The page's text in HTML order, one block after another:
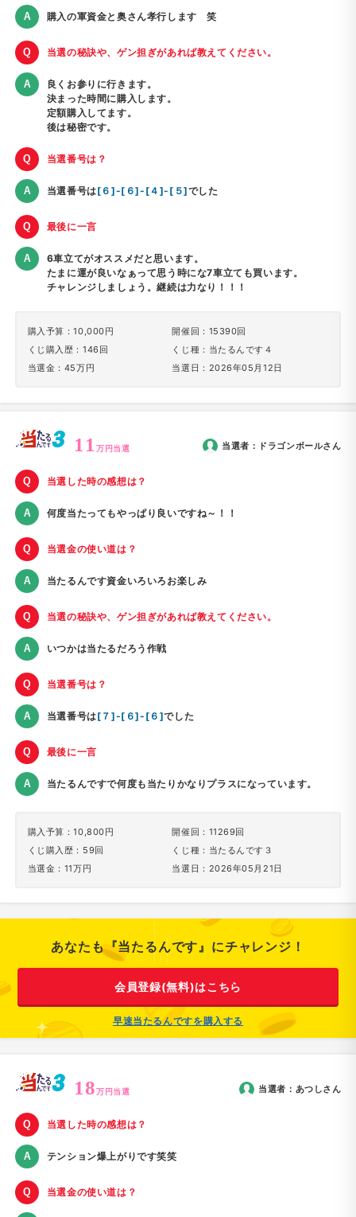
購入の軍資金と奥さん孝行します 笑
当選の秘訣や、ゲン担ぎがあれば教えてください。
良くお参りに行きます。
決まった時間に購入します。
定額購入してます。
後は秘密です。
当選番号は？
当選番号は[６]-[６]-[４]-[５]でした
最後に一言
6車立てがオススメだと思います。
たまに運が良いなぁって思う時にな7車立ても買います。
チャレンジしましょう。継続は力なり！！！
購入予算：10,000円
くじ購入歴：146回
当選金：45万円
開催回：15390回
くじ種：当たるんです４
当選日：2026年05月12日
11万円当選 当選者： ドラゴンボールさん
当選した時の感想は？
何度当たってもやっぱり良いですね～！！
当選金の使い道は？
当たるんです資金いろいろお楽しみ
当選の秘訣や、ゲン担ぎがあれば教えてください。
いつかは当たるだろう作戦
当選番号は？
当選番号は[７]-[６]-[６]でした
最後に一言
当たるんですで何度も当たりかなりプラスになっています。
購入予算：10,800円
くじ購入歴：59回
当選金：11万円
開催回：11269回
くじ種：当たるんです３
当選日：2026年05月21日
あなたも『当たるんです』にチャレンジ！
会員登録(無料)はこちら
早速当たるんですを購入する
18万円当選 当選者： あつしさん
当選した時の感想は？
テンション爆上がりです笑笑
当選金の使い道は？